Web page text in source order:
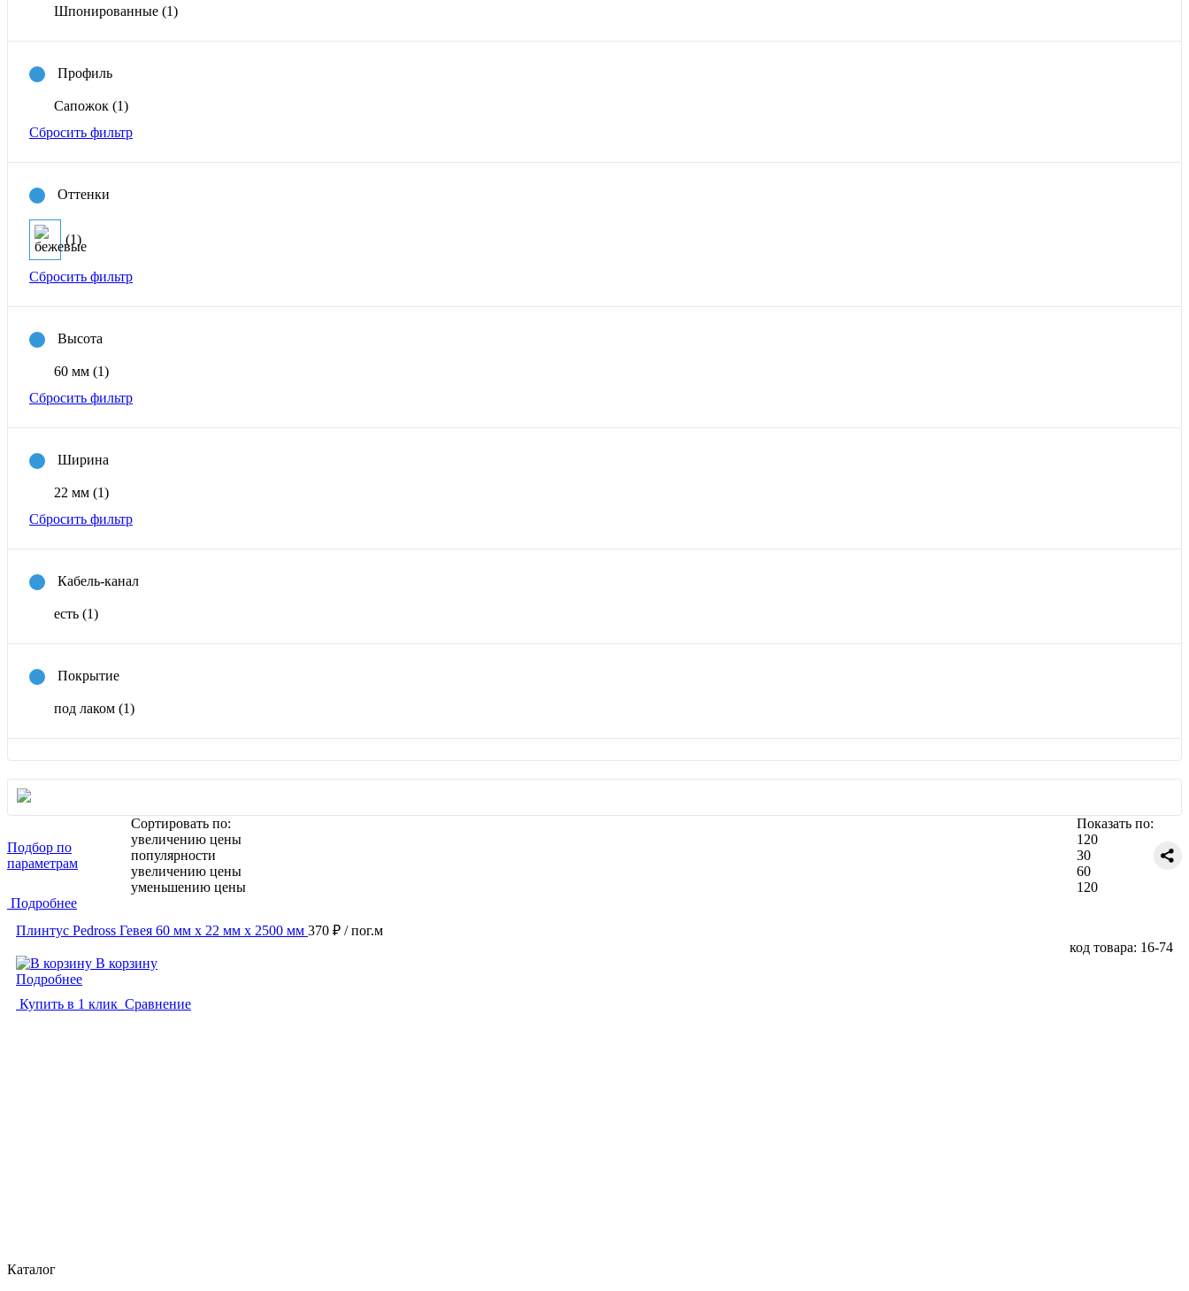
Шпонированные (1)
Профиль
Сапожок (1)
Сбросить фильтр
Оттенки
(1)
Сбросить фильтр
Высота
60 мм (1)
Сбросить фильтр
Ширина
22 мм (1)
Сбросить фильтр
Кабель-канал
есть (1)
Покрытие
под лаком (1)
Подбор по
параметрам
Сортировать по:
увеличению цены
популярности
увеличению цены
уменьшению цены
Показать по:
120
30
60
120
Подробнее
Плинтус Pedross Гевея 60 мм х 22 мм х 2500 мм 370 ₽ / пог.м
код товара: 16-74
В корзину
Подробнее
Купить в 1 клик Сравнение
Каталог